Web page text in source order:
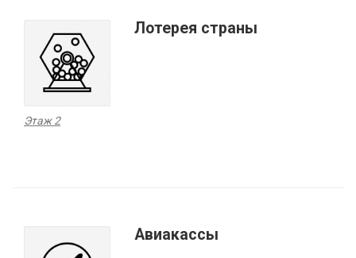
Лотерея страны
Этаж 2
Авиакассы